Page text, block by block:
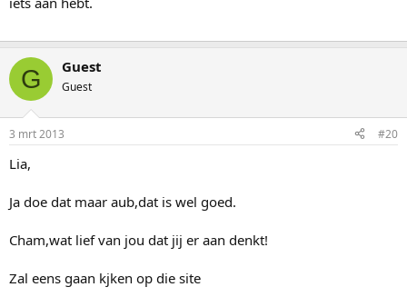
G Guest
Guest
3 mrt 2013 #20
Lia,
Ja doe dat maar aub,dat is wel goed.
Cham,wat lief van jou dat jij er aan denkt!
Zal eens gaan kjken op die site